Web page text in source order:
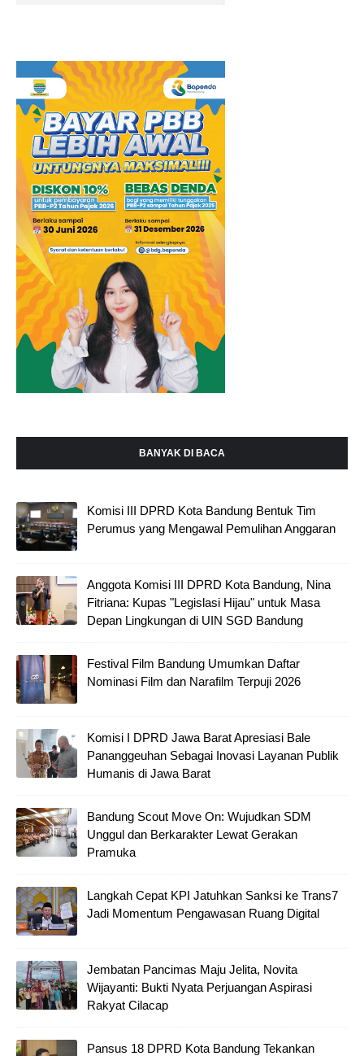
BANYAK DI BACA
Komisi III DPRD Kota Bandung Bentuk Tim
Perumus yang Mengawal Pemulihan Anggaran
Anggota Komisi III DPRD Kota Bandung, Nina
Fitriana: Kupas "Legislasi Hijau" untuk Masa
Depan Lingkungan di UIN SGD Bandung
Festival Film Bandung Umumkan Daftar
Nominasi Film dan Narafilm Terpuji 2026
Komisi I DPRD Jawa Barat Apresiasi Bale
Pananggeuhan Sebagai Inovasi Layanan Publik
Humanis di Jawa Barat
Bandung Scout Move On: Wujudkan SDM
Unggul dan Berkarakter Lewat Gerakan
Pramuka
Langkah Cepat KPI Jatuhkan Sanksi ke Trans7
Jadi Momentum Pengawasan Ruang Digital
Jembatan Pancimas Maju Jelita, Novita
Wijayanti: Bukti Nyata Perjuangan Aspirasi
Rakyat Cilacap
Pansus 18 DPRD Kota Bandung Tekankan